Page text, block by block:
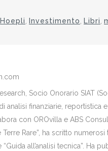
Hoepli, Investimento, Libri,
Socio Onorario SIAT
analisi finanziarie, reportistica
con OROvilla e ABS
Rare”, ha scritto
“Guida all’analisi tecnica”. Ha